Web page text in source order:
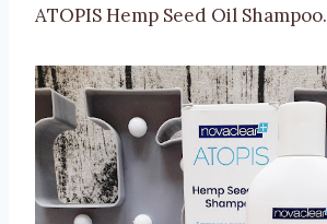
ATOPIS Hemp Seed Oil Shampoo.